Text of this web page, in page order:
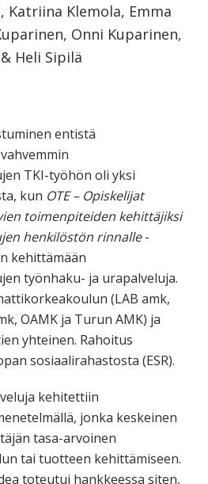
Katriina Klemola, Emma
Onni Kuparinen,
Heli Sipilä
entistä
TKI-työhön oli yksi
kun OTE – Opiskelijat
toimenpiteiden kehittäjiksi
henkilöstön rinnalle-
kehittämään
työnhaku- ja urapalveluja.
(LAB amk,
OAMK ja Turun AMK) ja
yhteinen. Rahoitus
sosiaalirahastosta (ESR).
kehitettiin
jonka keskeinen
tasa-arvoinen
tai tuotteen kehittämiseen.
toteutui hankkeessa siten,